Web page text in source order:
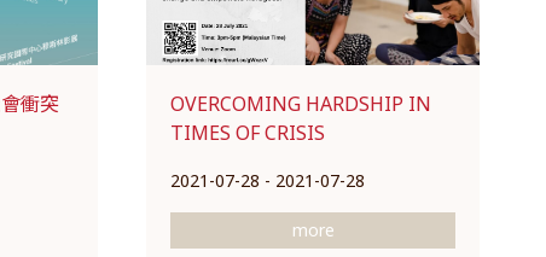
衝突
OVERCOMING HARDSHIP IN
TIMES OF CRISIS
2021-07-28 - 2021-07-28
more